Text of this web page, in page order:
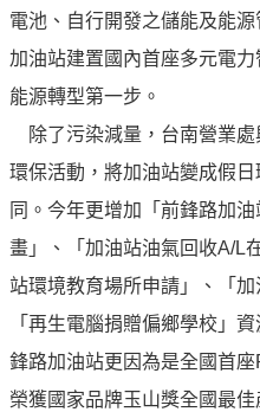
神
零
中
油
色
守
護
友
愛
電池、自行開發之儲能及能
加油站建置國內首座多元電
能源轉型第一步。
除了污染減量，台南營業處
環保活動，將加油站變成假
同。今年更增加「前鋒路加
畫」、「加油站油氣回收A/L
站環境教育場所申請」、「
「再生電腦捐贈偏鄉學校」
鋒路加油站更因為是全國首
榮獲國家品牌玉山獎全國最佳